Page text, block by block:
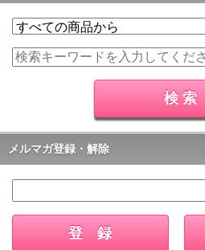
メルマガ登録・解除